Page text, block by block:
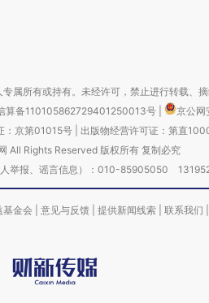
属所有或持有。未经许可，禁止进行转载、摘
算备110105862729401250013号
京公
：京第01015号| 出版物经营许可证：第直
All Rights Reserved 版权所有 复制必究
人举报、谣言信息）：010-85905050
基金会 意见与反馈 提供新闻线索 联系我们